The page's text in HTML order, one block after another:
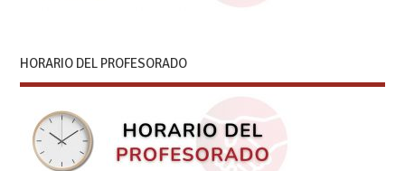
HORARIO DEL PROFESORADO